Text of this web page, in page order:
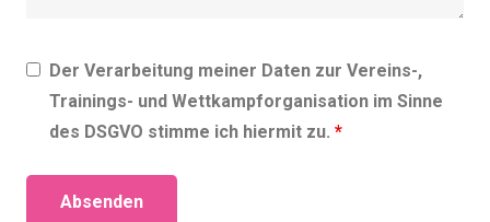
Der Verarbeitung meiner Daten zur Vereins-,
Trainings- und Wettkampforganisation im Sinne
des DSGVO stimme ich hiermit zu. *